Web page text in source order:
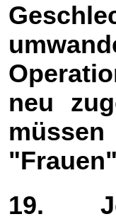
neu
19.